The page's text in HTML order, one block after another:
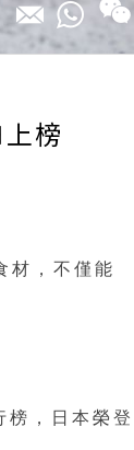
榜
材，不僅能
，日本榮